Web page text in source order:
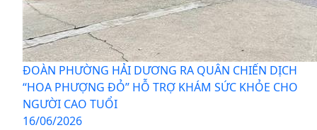
ĐOÀN PHƯỜNG HẢI DƯƠNG RA QUÂN CHIẾN DỊCH
“HOA PHƯỢNG ĐỎ” HỖ TRỢ KHÁM SỨC KHỎE CHO
NGƯỜI CAO TUỔI
16/06/2026